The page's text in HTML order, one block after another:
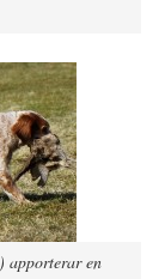
apporterar en